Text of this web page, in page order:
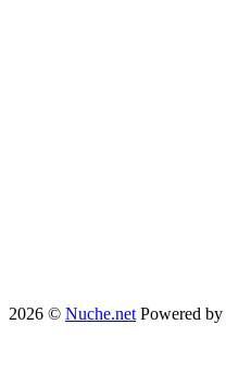
2026 © Nuche.net Powered by